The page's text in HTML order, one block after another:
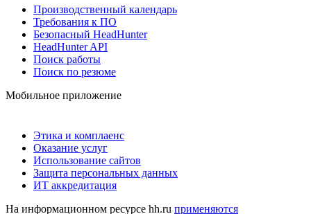
Производственный календарь
Требования к ПО
Безопасный HeadHunter
HeadHunter API
Поиск работы
Поиск по резюме
Мобильное приложение
Этика и комплаенс
Оказание услуг
Использование сайтов
Защита персональных данных
ИТ аккредитация
На информационном ресурсе hh.ru применяются